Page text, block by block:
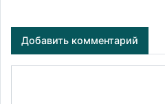
Добавить комментарий